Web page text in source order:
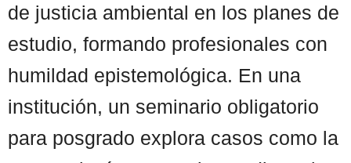
de justicia ambiental en los planes de
estudio, formando profesionales con
humildad epistemológica. En una
institución, un seminario obligatorio
para posgrado explora casos como la